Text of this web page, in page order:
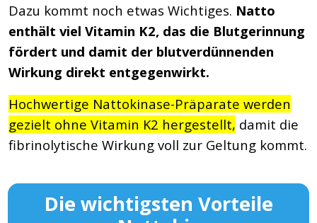
Dazu kommt noch etwas Wichtiges. Natto
enthält viel Vitamin K2, das die Blutgerinnung
fördert und damit der blutverdünnenden
Wirkung direkt entgegenwirkt.
Hochwertige Nattokinase-Präparate werden
gezielt ohne Vitamin K2 hergestellt, damit die
fibrinolytische Wirkung voll zur Geltung kommt.
Die wichtigsten Vorteile